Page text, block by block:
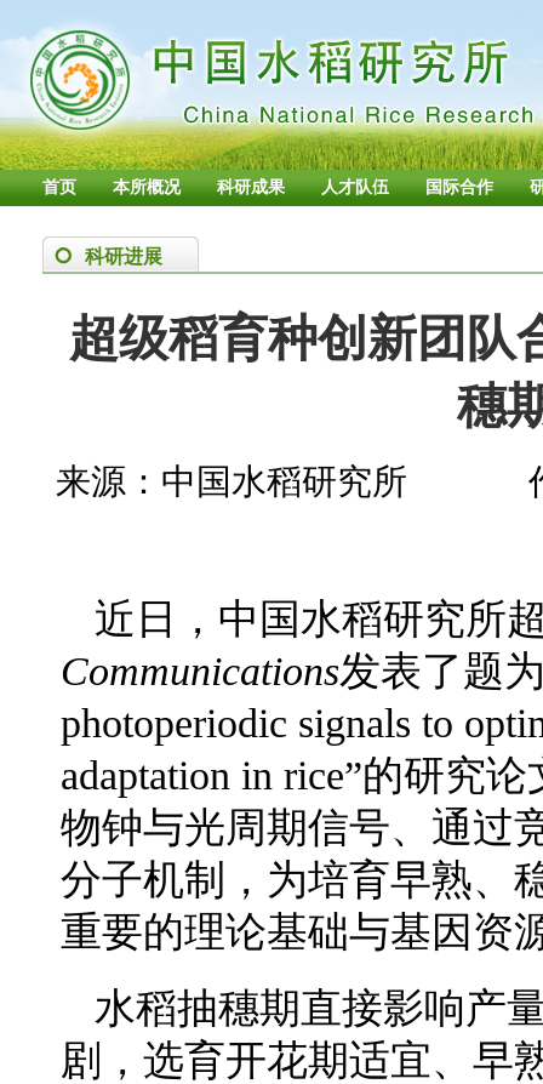
首页 本所概况 科研成果 人才队伍 国际合作
科研进展
超级稻育种创新团队
穗
来源：中国水稻研究所
近日，中国水稻研究所
Communications发表了题
photoperiodic signals to
adaptation in rice”的研究
物钟与光周期信号、通过
分子机制，为培育早熟、
重要的理论基础与基因资
水稻抽穗期直接影响产
剧，选育开花期适宜、早